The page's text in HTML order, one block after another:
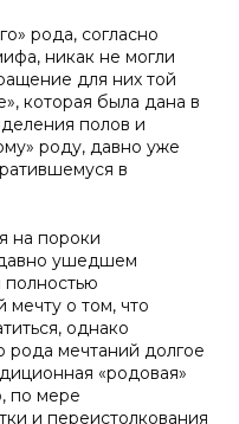
рода, согласно
никак не могли
для них той
которая была дана в
полов и
роду, давно уже
в
на пороки
ушедшем
полностью
мечту о том, что
однако
рода мечтаний долгое
«родовая»
по мере
и переистолкования